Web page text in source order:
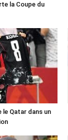
la Coupe du
le Qatar dans un